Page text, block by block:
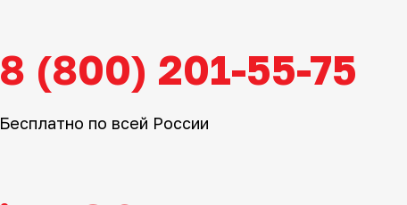
8 (800) 201-55-75
Бесплатно по всей России